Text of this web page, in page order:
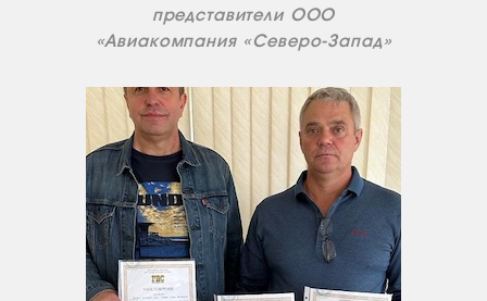
представители ООО
«Авиакомпания «Северо-Запад»